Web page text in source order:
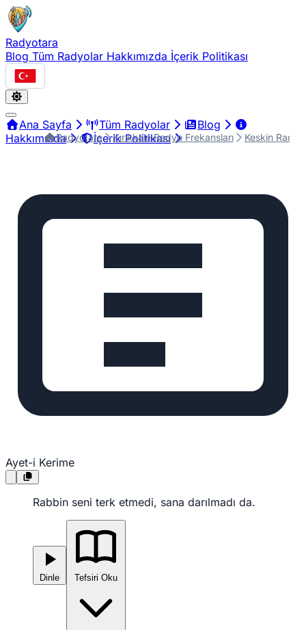
Radyotara
Blog Tüm Radyolar Hakkımızda İçerik Politikası
Türkçe
Ana Sayfa Tüm Radyolar
Blog
Hakkımızda
İçerik Politikası
Radyotara Kırıkkale Radyo Frekansları Keskin
Ayet-i Kerime
Rabbin seni terk etmedi, sana darılmadı da.
Dinle